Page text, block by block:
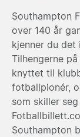
Southampton
over 140 år
kjenner du
Tilhengerne
knyttet til
fotballpionér,
som skiller
Southampton